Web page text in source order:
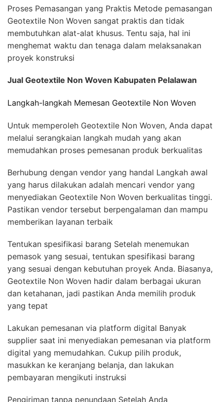
Proses Pemasangan yang Praktis Metode pemasangan
Geotextile Non Woven sangat praktis dan tidak
membutuhkan alat-alat khusus. Tentu saja, hal ini
menghemat waktu dan tenaga dalam melaksanakan
proyek konstruksi
Jual Geotextile Non Woven Kabupaten Pelalawan
Langkah-langkah Memesan Geotextile Non Woven
Untuk memperoleh Geotextile Non Woven, Anda dapat
melalui serangkaian langkah mudah yang akan
memudahkan proses pemesanan produk berkualitas
Berhubung dengan vendor yang handal Langkah awal
yang harus dilakukan adalah mencari vendor yang
menyediakan Geotextile Non Woven berkualitas tinggi.
Pastikan vendor tersebut berpengalaman dan mampu
memberikan layanan terbaik
Tentukan spesifikasi barang Setelah menemukan
pemasok yang sesuai, tentukan spesifikasi barang
yang sesuai dengan kebutuhan proyek Anda. Biasanya,
Geotextile Non Woven hadir dalam berbagai ukuran
dan ketahanan, jadi pastikan Anda memilih produk
yang tepat
Lakukan pemesanan via platform digital Banyak
supplier saat ini menyediakan pemesanan via platform
digital yang memudahkan. Cukup pilih produk,
masukkan ke keranjang belanja, dan lakukan
pembayaran mengikuti instruksi
Pengiriman tanpa penundaan Setelah Anda